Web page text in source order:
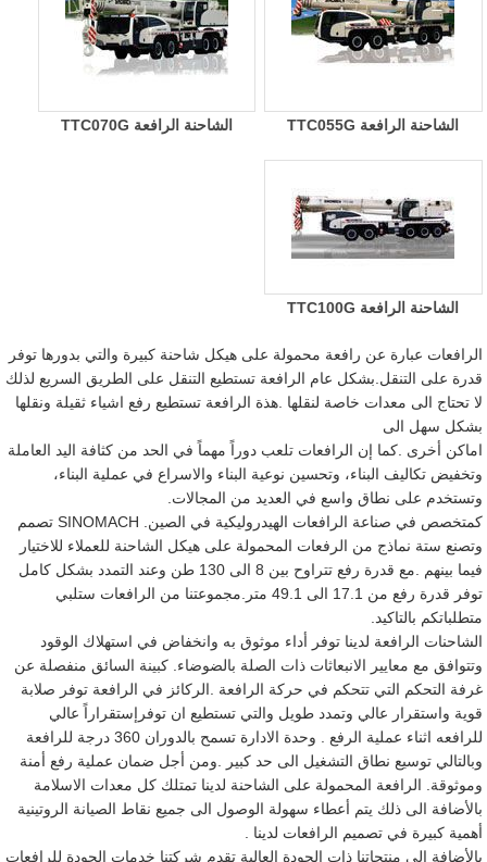
الشاحنة الرافعة TTC055G الشاحنة الرافعة TTC070G
الشاحنة الرافعة TTC100G
الرافعات عبارة عن رافعة محمولة على هيكل شاحنة كبيرة والتي بدورها توفر
قدرة على التنقل.بشكل عام الرافعة تستطيع التنقل على الطريق السريع لذلك
لا تحتاج الى معدات خاصة لنقلها .هذة الرافعة تستطيع رفع اشياء ثقيلة ونقلها
بشكل سهل الى
اماكن أخرى .كما إن الرافعات تلعب دوراً مهماً في الحد من كثافة اليد العاملة
وتخفيض تكاليف البناء، وتحسين نوعية البناء والاسراع في عملية البناء،
وتستخدم على نطاق واسع في العديد من المجالات.
كمتخصص في صناعة الرافعات الهيدروليكية في الصين. SINOMACH تصمم
وتصنع ستة نماذج من الرفعات المحمولة على هيكل الشاحنة للعملاء للاختيار
فيما بينهم .مع قدرة رفع تتراوح بين 8 الى 130 طن وعند التمدد بشكل كامل
توفر قدرة رفع من 17.1 الى 49.1 متر.مجموعتنا من الرافعات ستلبي
متطلباتكم بالتاكيد.
الشاحنات الرافعة لدينا توفر أداء موثوق به وانخفاض في استهلاك الوقود
وتتوافق مع معايير الانبعاثات ذات الصلة بالضوضاء. كبينة السائق منفصلة عن
غرفة التحكم التي تتحكم في حركة الرافعة .الركائز في الرافعة توفر صلابة
قوية واستقرار عالي وتمدد طويل والتي تستطيع ان توفرإستقراراً عالي
للرافعه اثناء عملية الرفع . وحدة الادارة تسمح بالدوران 360 درجة للرافعة
وبالتالي توسيع نطاق التشغيل الى حد كبير .ومن أجل ضمان عملية رفع أمنة
وموثوقة. الرافعة المحمولة على الشاحنة لدينا تمتلك كل معدات الاسلامة
بالأضافة الى ذلك يتم أعطاء سهولة الوصول الى جميع نقاط الصيانة الروتينية
أهمية كبيرة في تصميم الرافعات لدينا .
بالأضافة الى منتجاتنا ذات الجودة العالية تقدم شركتنا خدمات الجودة للرافعات